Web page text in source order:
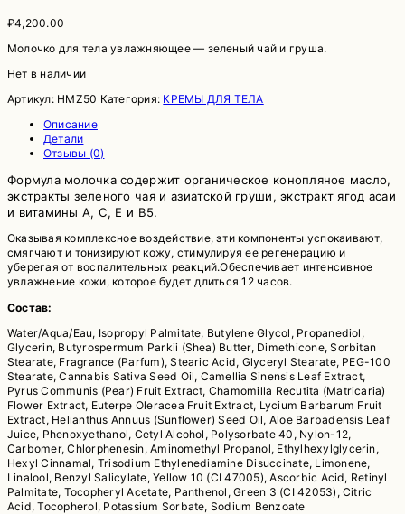
₽4,200.00
Молочко для тела увлажняющее — зеленый чай и груша.
Нет в наличии
Артикул: HMZ50 Категория: КРЕМЫ ДЛЯ ТЕЛА
Описание
Детали
Отзывы (0)
Формула молочка содержит органическое конопляное масло,
экстракты зеленого чая и азиатской груши, экстракт ягод асаи
и витамины А, С, Е и В5.
Оказывая комплексное воздействие, эти компоненты успокаивают,
смягчают и тонизируют кожу, стимулируя ее регенерацию и
уберегая от воспалительных реакций.Обеспечивает интенсивное
увлажнение кожи, которое будет длиться 12 часов.
Состав:
Water/Aqua/Eau, Isopropyl Palmitate, Butylene Glycol, Propanediol,
Glycerin, Butyrospermum Parkii (Shea) Butter, Dimethicone, Sorbitan
Stearate, Fragrance (Parfum), Stearic Acid, Glyceryl Stearate, PEG-100
Stearate, Cannabis Sativa Seed Oil, Camellia Sinensis Leaf Extract,
Pyrus Communis (Pear) Fruit Extract, Chamomilla Recutita (Matricaria)
Flower Extract, Euterpe Oleracea Fruit Extract, Lycium Barbarum Fruit
Extract, Helianthus Annuus (Sunflower) Seed Oil, Aloe Barbadensis Leaf
Juice, Phenoxyethanol, Cetyl Alcohol, Polysorbate 40, Nylon-12,
Carbomer, Chlorphenesin, Aminomethyl Propanol, Ethylhexylglycerin,
Hexyl Cinnamal, Trisodium Ethylenediamine Disuccinate, Limonene,
Linalool, Benzyl Salicylate, Yellow 10 (CI 47005), Ascorbic Acid, Retinyl
Palmitate, Tocopheryl Acetate, Panthenol, Green 3 (CI 42053), Citric
Acid, Tocopherol, Potassium Sorbate, Sodium Benzoate